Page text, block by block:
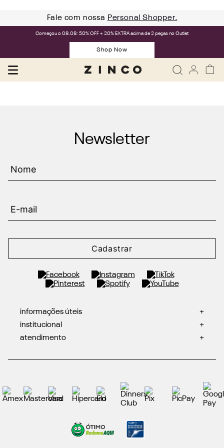
Fale com nossa Personal Shopper.
Começou o 08.08: 50% OFF + 20% EXTRA acima de 2 peças no Outlet
Shop Now
Newsletter
Cadastrar
informações úteis
+
institucional
+
atendimento
+